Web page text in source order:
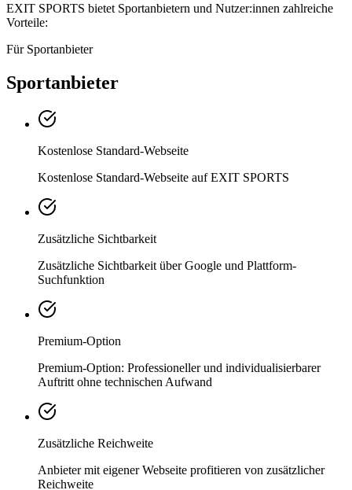
EXIT SPORTS bietet Sportanbietern und Nutzer:innen zahlreiche
Vorteile:
Für Sportanbieter
Sportanbieter
Kostenlose Standard-Webseite
Kostenlose Standard-Webseite auf EXIT SPORTS
Zusätzliche Sichtbarkeit
Zusätzliche Sichtbarkeit über Google und Plattform-
Suchfunktion
Premium-Option
Premium-Option: Professioneller und individualisierbarer
Auftritt ohne technischen Aufwand
Zusätzliche Reichweite
Anbieter mit eigener Webseite profitieren von zusätzlicher
Reichweite